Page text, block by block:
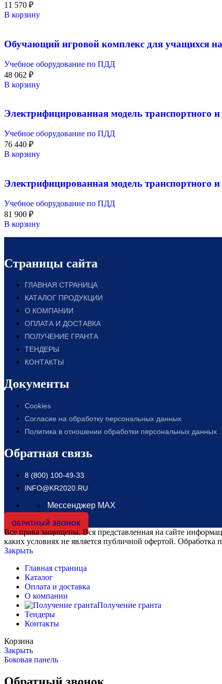
11 570 ₽
В корзину
Обучающий игровой комплекс для учащихся
Учебное оборудование по ПДД
48 062 ₽
В корзину
Электрифицированная модель транспортного
Учебное оборудование по ПДД
76 440 ₽
В корзину
Электрифицированная модель транспортного
Учебное оборудование по ПДД
81 900 ₽
В корзину
Страницы сайта
ГЛАВНАЯ СТРАНИЦА
КАТАЛОГ ПРОДУКЦИИ
О КОМПАНИИ
ОПЛАТА И ДОСТАВКА
ПОЛУЧЕНИЕ ГРАНТА
ТЕНДЕРЫ
КОНТАКТЫ
Документы
Cookies
Согласие на обработку персональных данных
Политика в отношении обработки персональных данных
Обратная связь
8 (800) 100-49-33
INFO@KR2020.RU
Мессенджер MAX
ОБРАТНЫЙ ЗВОНОК
Все права защищены. Вся представленная на сайте
каких условиях не является публичной офертой.
Закрыть
Главная страница
Каталог
Оплата и доставка
О компании
Получение гранта
Тендеры
Контакты
Корзина
Закрыть
Боковая панель